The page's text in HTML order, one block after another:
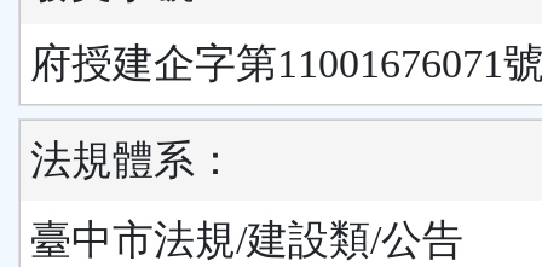
府授建企字第11001676071
法規體系：
臺中市法規/建設類/公告